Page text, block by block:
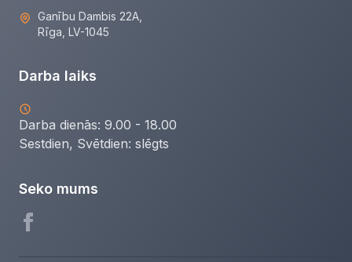
Ganību Dambis 22A,
Rīga, LV-1045
Darba laiks
Darba dienās: 9.00 - 18.00
Sestdien, Svētdien: slēgts
Seko mums